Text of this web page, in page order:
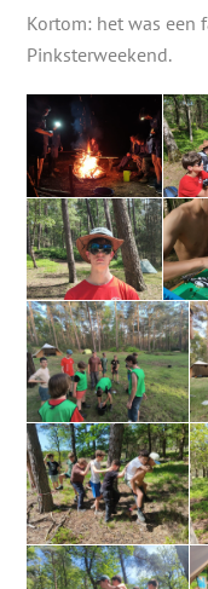
Kortom: het was een
Pinksterweekend.